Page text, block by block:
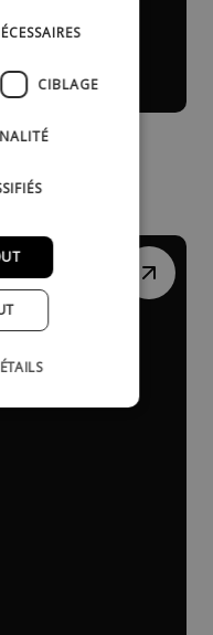
you space
CIBLAGE